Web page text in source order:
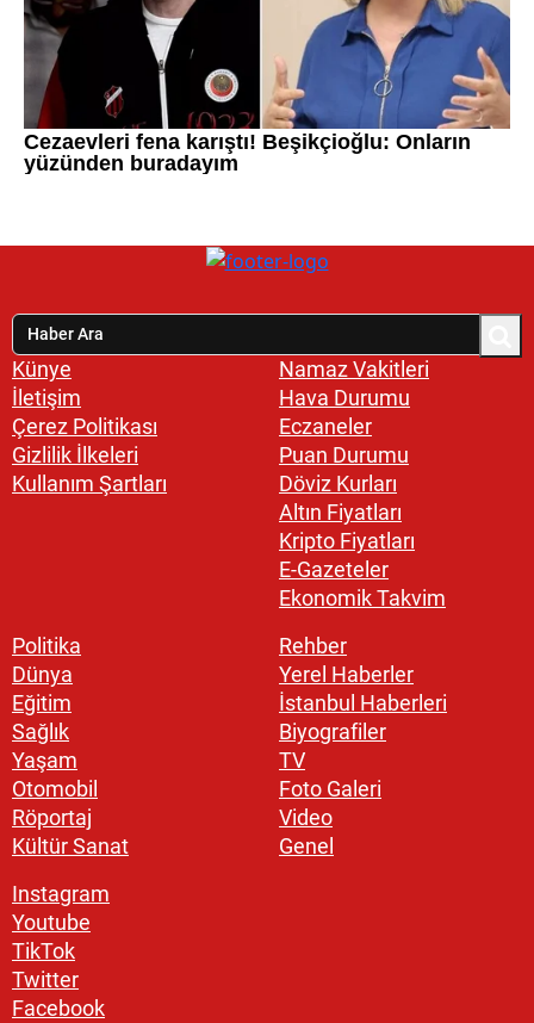
Künye
İletişim
Çerez Politikası
Gizlilik İlkeleri
Kullanım Şartları
Namaz Vakitleri
Hava Durumu
Eczaneler
Puan Durumu
Döviz Kurları
Altın Fiyatları
Kripto Fiyatları
E-Gazeteler
Ekonomik Takvim
Politika
Dünya
Eğitim
Sağlık
Yaşam
Otomobil
Röportaj
Kültür Sanat
Rehber
Yerel Haberler
İstanbul Haberleri
Biyografiler
TV
Foto Galeri
Video
Genel
Instagram
Youtube
TikTok
Twitter
Facebook